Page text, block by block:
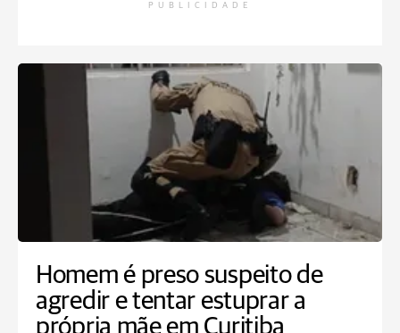
PUBLICIDADE
Homem é preso suspeito de
agredir e tentar estuprar a
própria mãe em Curitiba